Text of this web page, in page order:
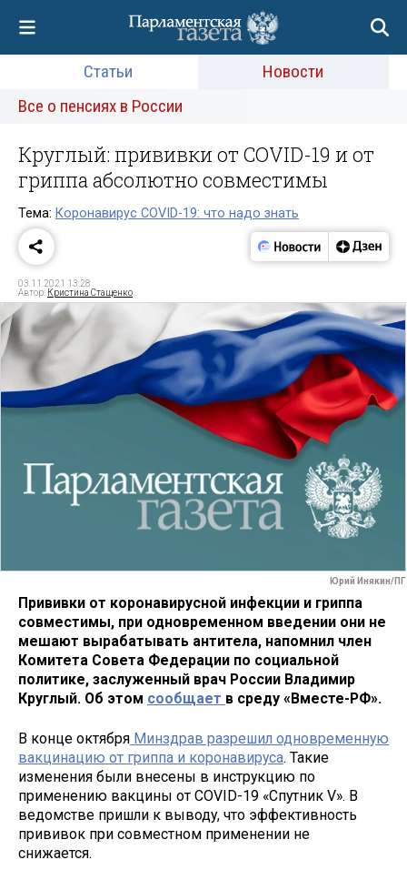
Статьи
Новости
Все о пенсиях в России
Круглый: прививки от COVID-19 и от
гриппа абсолютно совместимы
Тема: Коронавирус COVID-19: что надо знать
03.11.2021 13:28
Автор: Кристина Стащенко
Юрий Инякин/ПГ
Прививки от коронавирусной инфекции и гриппа
совместимы, при одновременном введении они не
мешают вырабатывать антитела, напомнил член
Комитета Совета Федерации по социальной
политике, заслуженный врач России Владимир
Круглый. Об этом сообщает в среду «Вместе-РФ».
В конце октября Минздрав разрешил одновременную
вакцинацию от гриппа и коронавируса. Такие
изменения были внесены в инструкцию по
применению вакцины от COVID-19 «Спутник V». В
ведомстве пришли к выводу, что эффективность
прививок при совместном применении не
снижается.